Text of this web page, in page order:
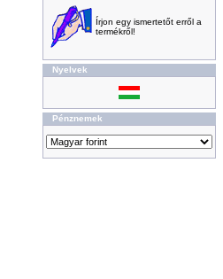
Írjon egy ismertetőt erről a
termékről!
Nyelvek
Pénznemek